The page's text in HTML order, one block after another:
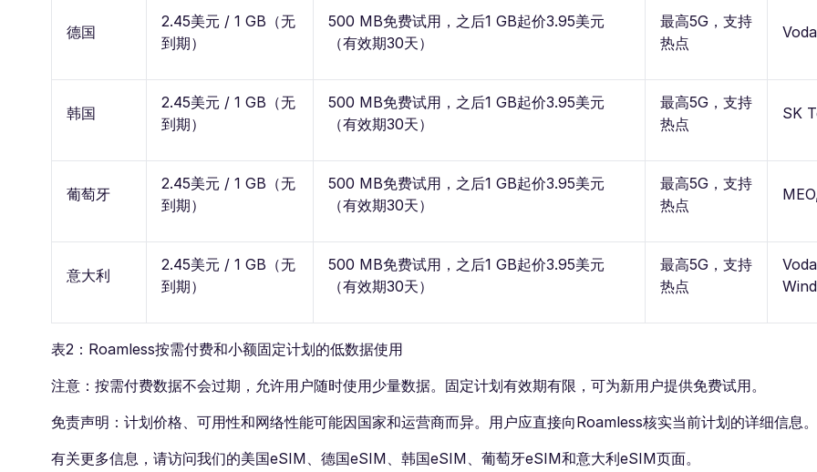
德国
2.45美元 / 1 GB（无
到期）
500 MB免费试用，之后1 GB起价3.95美元
（有效期30天）
最高5G，支持
热点
韩国
2.45美元 / 1 GB（无
到期）
500 MB免费试用，之后1 GB起价3.95美元
（有效期30天）
最高5G，支持
热点
SK
葡萄牙
2.45美元 / 1 GB（无
到期）
500 MB免费试用，之后1 GB起价3.95美元
（有效期30天）
最高5G，支持
热点
意大利
2.45美元 / 1 GB（无
到期）
500 MB免费试用，之后1 GB起价3.95美元
（有效期30天）
最高5G，支持
热点
表2：Roamless按需付费和小额固定计划的低数据使用
注意：按需付费数据不会过期，允许用户随时使用少量数据。固定计划有效期有限，可为新用户提供免费试用。
免责声明：计划价格、可用性和网络性能可能因国家和运营商而异。用户应直接向Roamless核实当前计划的详细信息。
有关更多信息，请访问我们的美国eSIM、德国eSIM、韩国eSIM、葡萄牙eSIM和意大利eSIM页面。